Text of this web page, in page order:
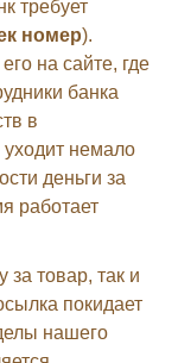
требует
номер).
на сайте, где
банка
в
уходит немало
деньги за
работает
за товар, так и
покидает
нашего